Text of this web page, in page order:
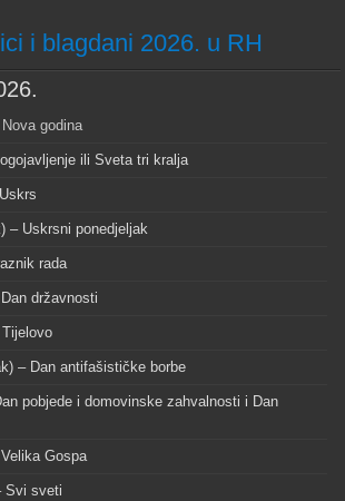
i blagdani 2026. u RH
Nova godina
ili Sveta tri kralja
– Uskrsni ponedjeljak
rada
državnosti
– Dan antifašističke borbe
pobjede i domovinske zahvalnosti i Dan
Gospa
Svi sveti